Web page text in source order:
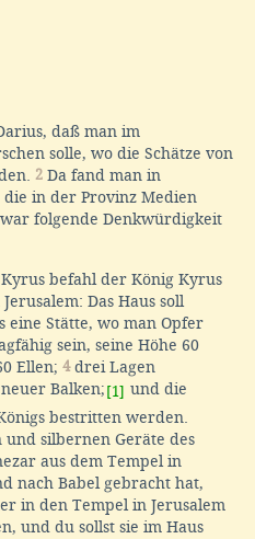
daß man im
solle, wo die Schätze von
2 Da fand man in
in der Provinz Medien
folgende Denkwürdigkeit
befahl der König Kyrus
Das Haus soll
Stätte, wo man Opfer
sein, seine Höhe 60
Ellen; 4drei Lagen
Balken; [1] und die
bestritten werden.
und silbernen Geräte des
aus dem Tempel in
nach Babel gebracht hat,
in den Tempel in Jerusalem
und du sollst sie im Haus